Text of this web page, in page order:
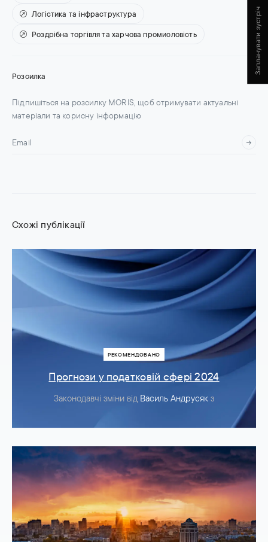
Логістика та інфраструктура
Роздрібна торгівля та харчова промисловість
Розсилка
Підпишіться на розсилку MORIS, щоб отримувати актуальні
матеріали та корисну інформацію
Схожі публікації
РЕКОМЕНДОВАНО
Прогнози у податковій сфері 2024
Законодавчі зміни від Василь Андрусяк з
Запланувати зустріч